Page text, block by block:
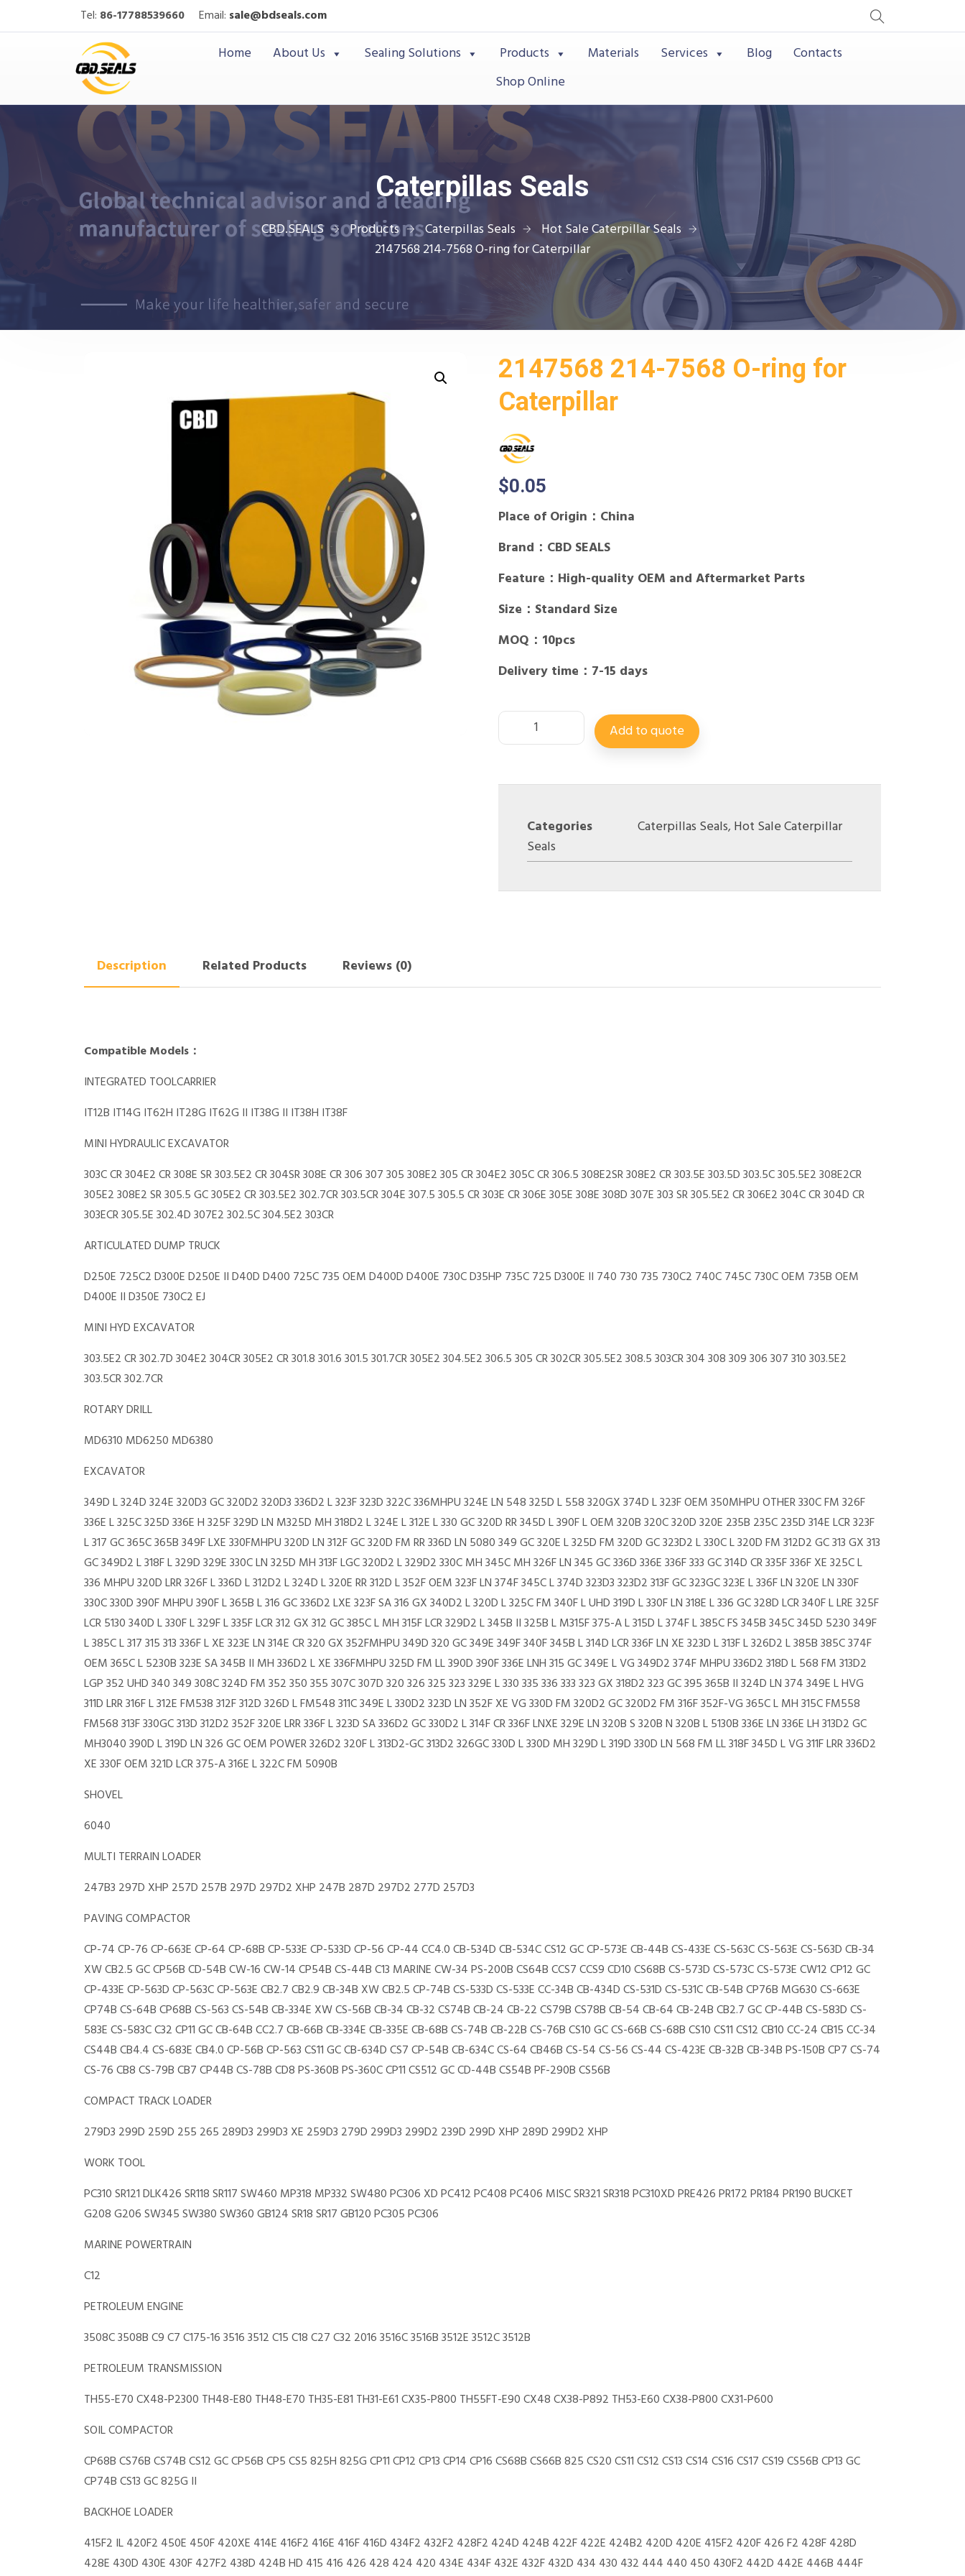
Tel: 86-17788539660 Email: sale@bdseals.com
Home About Us Sealing Solutions Products Materials Services Blog
Contacts
Shop Online
Caterpillas Seals
CBD.SEALS Products Caterpillas Seals
Hot Sale Caterpillar Seals
2147568 214-7568 O-ring for Caterpillar
2147568 214-7568 O-ring for
Caterpillar
$0.05
Place of Origin：China
Brand：CBD SEALS
Feature：High-quality OEM and Aftermarket Parts
Size：Standard Size
MOQ：10pcs
Delivery time：7-15 days
Add to quote
Categories Caterpillas Seals,Hot Sale Caterpillar
Seals
Description Related Products Reviews (0)
Compatible Models：
INTEGRATED TOOLCARRIER
IT12B IT14G IT62H IT28G IT62G II IT38G II IT38H IT38F
MINI HYDRAULIC EXCAVATOR
303C CR 304E2 CR 308E SR 303.5E2 CR 304SR 308E CR 306 307 305 308E2 305 CR 304E2 305C CR 306.5 308E2SR 308E2 CR 303.5E 303.5D 303.5C 305.5E2 308E2CR
305E2 308E2 SR 305.5 GC 305E2 CR 303.5E2 302.7CR 303.5CR 304E 307.5 305.5 CR 303E CR 306E 305E 308E 308D 307E 303 SR 305.5E2 CR 306E2 304C CR 304D CR
303ECR 305.5E 302.4D 307E2 302.5C 304.5E2 303CR
ARTICULATED DUMP TRUCK
D250E 725C2 D300E D250E II D40D D400 725C 735 OEM D400D D400E 730C D35HP 735C 725 D300E II 740 730 735 730C2 740C 745C 730C OEM 735B OEM
D400E II D350E 730C2 EJ
MINI HYD EXCAVATOR
303.5E2 CR 302.7D 304E2 304CR 305E2 CR 301.8 301.6 301.5 301.7CR 305E2 304.5E2 306.5 305 CR 302CR 305.5E2 308.5 303CR 304 308 309 306 307 310 303.5E2
303.5CR 302.7CR
ROTARY DRILL
MD6310 MD6250 MD6380
EXCAVATOR
349D L 324D 324E 320D3 GC 320D2 320D3 336D2 L 323F 323D 322C 336MHPU 324E LN 548 325D L 558 320GX 374D L 323F OEM 350MHPU OTHER 330C FM 326F
336E L 325C 325D 336E H 325F 329D LN M325D MH 318D2 L 324E L 312E L 330 GC 320D RR 345D L 390F L OEM 320B 320C 320D 320E 235B 235C 235D 314E LCR 323F
L 317 GC 365C 365B 349F LXE 330FMHPU 320D LN 312F GC 320D FM RR 336D LN 5080 349 GC 320E L 325D FM 320D GC 323D2 L 330C L 320D FM 312D2 GC 313 GX 313
GC 349D2 L 318F L 329D 329E 330C LN 325D MH 313F LGC 320D2 L 329D2 330C MH 345C MH 326F LN 345 GC 336D 336E 336F 333 GC 314D CR 335F 336F XE 325C L
336 MHPU 320D LRR 326F L 336D L 312D2 L 324D L 320E RR 312D L 352F OEM 323F LN 374F 345C L 374D 323D3 323D2 313F GC 323GC 323E L 336F LN 320E LN 330F
330C 330D 390F MHPU 390F L 365B L 316 GC 336D2 LXE 323F SA 316 GX 340D2 L 320D L 325C FM 340F L UHD 319D L 330F LN 318E L 336 GC 328D LCR 340F L LRE 325F
LCR 5130 340D L 330F L 329F L 335F LCR 312 GX 312 GC 385C L MH 315F LCR 329D2 L 345B II 325B L M315F 375-A L 315D L 374F L 385C FS 345B 345C 345D 5230 349F
L 385C L 317 315 313 336F L XE 323E LN 314E CR 320 GX 352FMHPU 349D 320 GC 349E 349F 340F 345B L 314D LCR 336F LN XE 323D L 313F L 326D2 L 385B 385C 374F
OEM 365C L 5230B 323E SA 345B II MH 336D2 L XE 336FMHPU 325D FM LL 390D 390F 336E LNH 315 GC 349E L VG 349D2 374F MHPU 336D2 318D L 568 FM 313D2
LGP 352 UHD 340 349 308C 324D FM 352 350 355 307C 307D 320 326 325 323 329E L 330 335 336 333 323 GX 318D2 323 GC 395 365B II 324D LN 374 349E L HVG
311D LRR 316F L 312E FM538 312F 312D 326D L FM548 311C 349E L 330D2 323D LN 352F XE VG 330D FM 320D2 GC 320D2 FM 316F 352F-VG 365C L MH 315C FM558
FM568 313F 330GC 313D 312D2 352F 320E LRR 336F L 323D SA 336D2 GC 330D2 L 314F CR 336F LNXE 329E LN 320B S 320B N 320B L 5130B 336E LN 336E LH 313D2 GC
MH3040 390D L 319D LN 326 GC OEM POWER 326D2 320F L 313D2-GC 313D2 326GC 330D L 330D MH 329D L 319D 330D LN 568 FM LL 318F 345D L VG 311F LRR 336D2
XE 330F OEM 321D LCR 375-A 316E L 322C FM 5090B
SHOVEL
6040
MULTI TERRAIN LOADER
247B3 297D XHP 257D 257B 297D 297D2 XHP 247B 287D 297D2 277D 257D3
PAVING COMPACTOR
CP-74 CP-76 CP-663E CP-64 CP-68B CP-533E CP-533D CP-56 CP-44 CC4.0 CB-534D CB-534C CS12 GC CP-573E CB-44B CS-433E CS-563C CS-563E CS-563D CB-34
XW CB2.5 GC CP56B CD-54B CW-16 CW-14 CP54B CS-44B C13 MARINE CW-34 PS-200B CS64B CCS7 CCS9 CD10 CS68B CS-573D CS-573C CS-573E CW12 CP12 GC
CP-433E CP-563D CP-563C CP-563E CB2.7 CB2.9 CB-34B XW CB2.5 CP-74B CS-533D CS-533E CC-34B CB-434D CS-531D CS-531C CB-54B CP76B MG630 CS-663E
CP74B CS-64B CP68B CS-563 CS-54B CB-334E XW CS-56B CB-34 CB-32 CS74B CB-24 CB-22 CS79B CS78B CB-54 CB-64 CB-24B CB2.7 GC CP-44B CS-583D CS-
583E CS-583C C32 CP11 GC CB-64B CC2.7 CB-66B CB-334E CB-335E CB-68B CS-74B CB-22B CS-76B CS10 GC CS-66B CS-68B CS10 CS11 CS12 CB10 CC-24 CB15 CC-34
CS44B CB4.4 CS-683E CB4.0 CP-56B CP-563 CS11 GC CB-634D CS7 CP-54B CB-634C CS-64 CB46B CS-54 CS-56 CS-44 CS-423E CB-32B CB-34B PS-150B CP7 CS-74
CS-76 CB8 CS-79B CB7 CP44B CS-78B CD8 PS-360B PS-360C CP11 CS512 GC CD-44B CS54B PF-290B CS56B
COMPACT TRACK LOADER
279D3 299D 259D 255 265 289D3 299D3 XE 259D3 279D 299D3 299D2 239D 299D XHP 289D 299D2 XHP
WORK TOOL
PC310 SR121 DLK426 SR118 SR117 SW460 MP318 MP332 SW480 PC306 XD PC412 PC408 PC406 MISC SR321 SR318 PC310XD PRE426 PR172 PR184 PR190 BUCKET
G208 G206 SW345 SW380 SW360 GB124 SR18 SR17 GB120 PC305 PC306
MARINE POWERTRAIN
C12
PETROLEUM ENGINE
3508C 3508B C9 C7 C175-16 3516 3512 C15 C18 C27 C32 2016 3516C 3516B 3512E 3512C 3512B
PETROLEUM TRANSMISSION
TH55-E70 CX48-P2300 TH48-E80 TH48-E70 TH35-E81 TH31-E61 CX35-P800 TH55FT-E90 CX48 CX38-P892 TH53-E60 CX38-P800 CX31-P600
SOIL COMPACTOR
CP68B CS76B CS74B CS12 GC CP56B CP5 CS5 825H 825G CP11 CP12 CP13 CP14 CP16 CS68B CS66B 825 CS20 CS11 CS12 CS13 CS14 CS16 CS17 CS19 CS56B CP13 GC
CP74B CS13 GC 825G II
BACKHOE LOADER
415F2 IL 420F2 450E 450F 420XE 414E 416F2 416E 416F 416D 434F2 432F2 428F2 424D 424B 422F 422E 424B2 420D 420E 415F2 420F 426 F2 428F 428D
428E 430D 430E 430F 427F2 438D 424B HD 415 416 426 428 424 420 434E 434F 432E 432F 432D 434 430 432 444 440 450 430F2 442D 442E 446B 444F